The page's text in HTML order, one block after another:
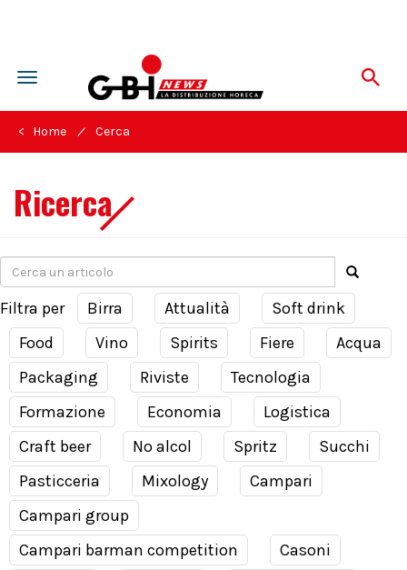
Toggle
navigation
< Home / Cerca
Ricerca
Filtra per Birra Attualità
Soft drink
Food
Vino Spirits Fiere
Acqua
Packaging
Riviste
Tecnologia
Formazione
Economia
Logistica
Craft beer
No alcol Spritz
Succhi
Pasticceria
Mixology
Campari
Campari group
Campari barman competition
Casoni